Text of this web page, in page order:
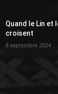
Quand le Lin et
croisent
8 septembre 2024